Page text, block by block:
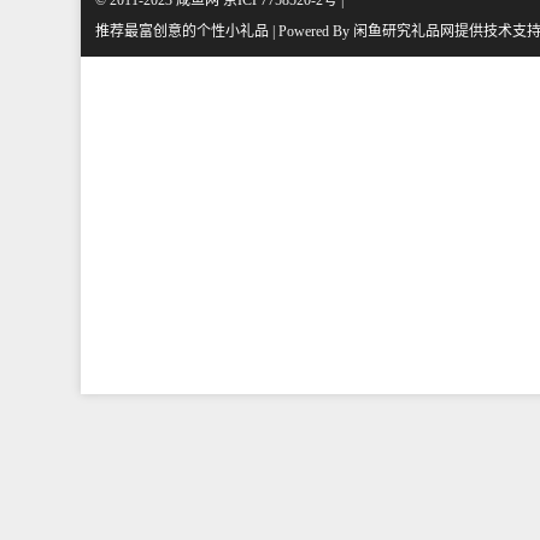
推荐最富创意的个性小礼品 | Powered By 闲鱼研究礼品网提供技术支持